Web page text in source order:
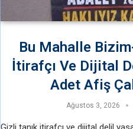
Bu Mahalle
İtirafçı Ve Dijital
Adet Afiş
Ağustos 3, 2026